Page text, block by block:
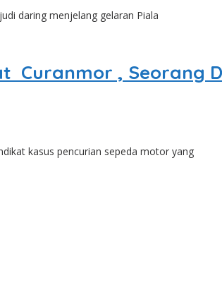
daring menjelang gelaran Piala
Curanmor , Seorang
kasus pencurian sepeda motor yang